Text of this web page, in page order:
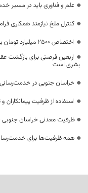
علم و فناوری باید در مسیر
کنترل ملخ نیازمند همکاری
اختصاص 2500 میلیارد تومان برای توسعه راه‌های دوبانده خراسان جنوبی
اربعین فرصتی برای بازگشت
بشری است
خراسان جنوبی در
استفاده از ظرفیت پیمانکاران
ظرفیت معدنی خراسان
همه ظرفیت‌ها برای